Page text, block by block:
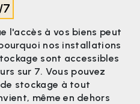
7
l'accès à vos biens peut
nos installations
sont accessibles
sur 7. Vous pouvez
stockage à tout
même en dehors